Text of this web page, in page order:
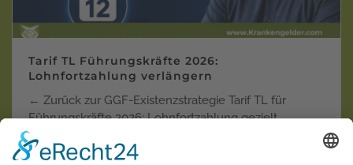
Tarif TL Führungskräfte 2026:
Lohnfortzahlung verlängern
← Zurück zur GGF-Existenzstrategie Tarif TL für
Führungskräfte 2026: Lohnfortzahlung gezielt
verlänger…